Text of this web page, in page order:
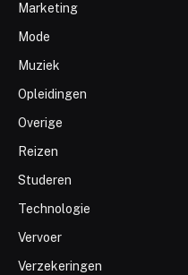
Marketing
Mode
Muziek
Opleidingen
Overige
Reizen
Studeren
Technologie
Vervoer
Verzekeringen